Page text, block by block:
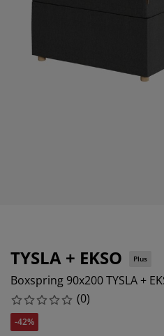
en accessoires
TYSLA + EKSO Plus
Boxspring 90x200 TYSLA +
(0)
-42%